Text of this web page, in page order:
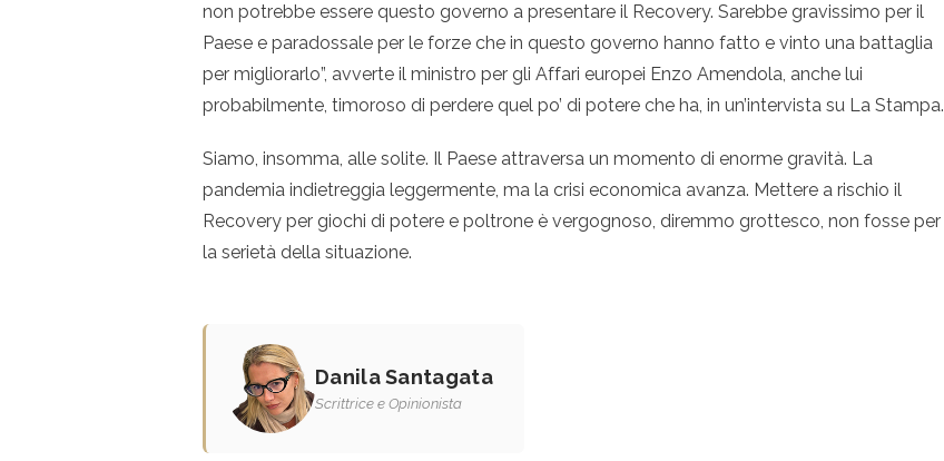
non potrebbe essere questo governo a presentare il Recovery. Sarebbe gravissimo per il
Paese e paradossale per le forze che in questo governo hanno fatto e vinto una battaglia
per migliorarlo”, avverte il ministro per gli Affari europei Enzo Amendola, anche lui
probabilmente, timoroso di perdere quel po’ di potere che ha, in un’intervista su La Stampa.
Siamo, insomma, alle solite. Il Paese attraversa un momento di enorme gravità. La
pandemia indietreggia leggermente, ma la crisi economica avanza. Mettere a rischio il
Recovery per giochi di potere e poltrone è vergognoso, diremmo grottesco, non fosse per
la serietà della situazione.
Danila Santagata
Scrittrice e Opinionista